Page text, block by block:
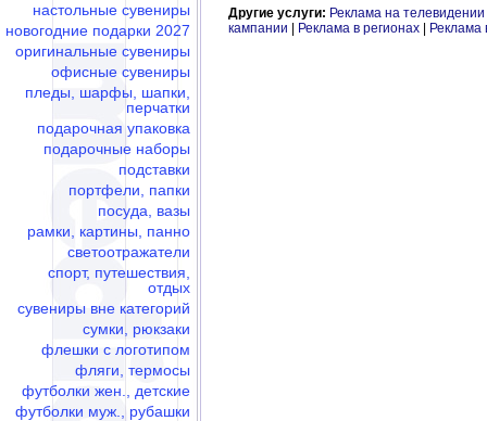
настольные сувениры
новогодние подарки 2027
оригинальные сувениры
офисные сувениры
пледы, шарфы, шапки,
перчатки
подарочная упаковка
подарочные наборы
подставки
портфели, папки
посуда, вазы
рамки, картины, панно
светоотражатели
спорт, путешествия,
отдых
сувениры вне категорий
сумки, рюкзаки
флешки c логотипом
фляги, термосы
футболки жен., детские
футболки муж., рубашки
Другие услуги: Реклама на телевидении
кампании
Реклама в регионах Реклама